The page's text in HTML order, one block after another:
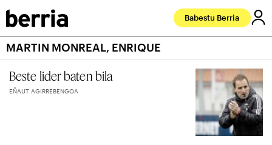
Babestu Berria
MARTIN MONREAL, ENRIQUE
Beste lider baten bila
EÑAUT AGIRREBENGOA